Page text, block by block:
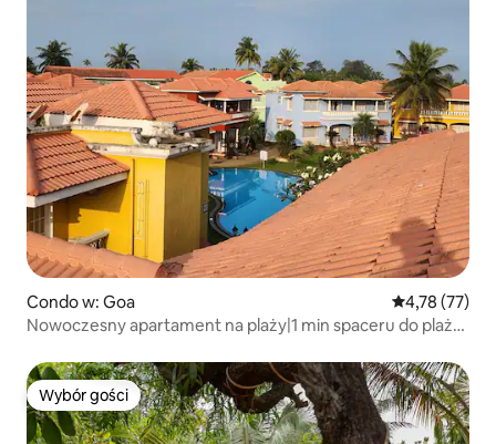
Condo w: Goa Średnia
4,78 (77)
Nowoczesny apartament na plaży|1 min spaceru do plaży|
Wybór gości
Wybór gości